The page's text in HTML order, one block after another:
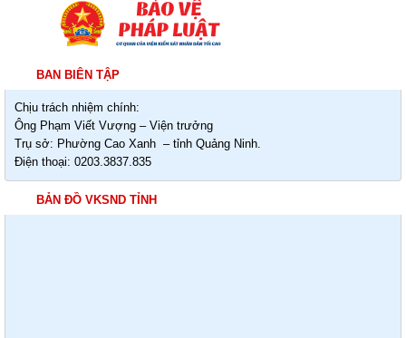
BAN BIÊN TẬP
Chịu trách nhiệm chính:
Ông Phạm Viết Vượng – Viện trưởng
Trụ sở: Phường Cao Xanh – tỉnh Quảng Ninh.
Điện thoại: 0203.3837.835
BẢN ĐỒ VKSND TỈNH